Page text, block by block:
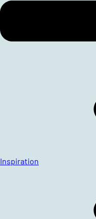
Inspiration